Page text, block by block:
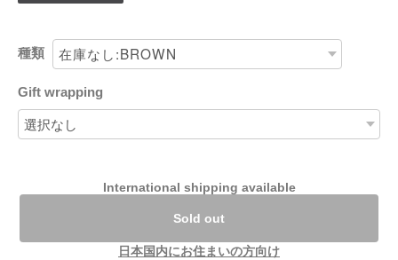
種類
Gift wrapping
International shipping available
Sold out
日本国内にお住まいの方向け